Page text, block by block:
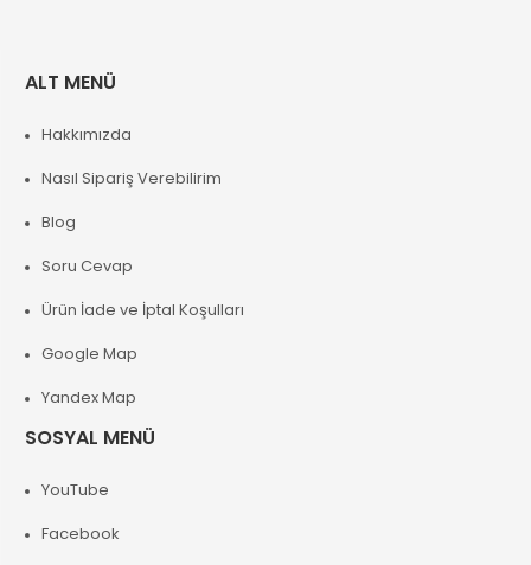
ALT MENÜ
Hakkımızda
Nasıl Sipariş Verebilirim
Blog
Soru Cevap
Ürün İade ve İptal Koşulları
Google Map
Yandex Map
SOSYAL MENÜ
YouTube
Facebook